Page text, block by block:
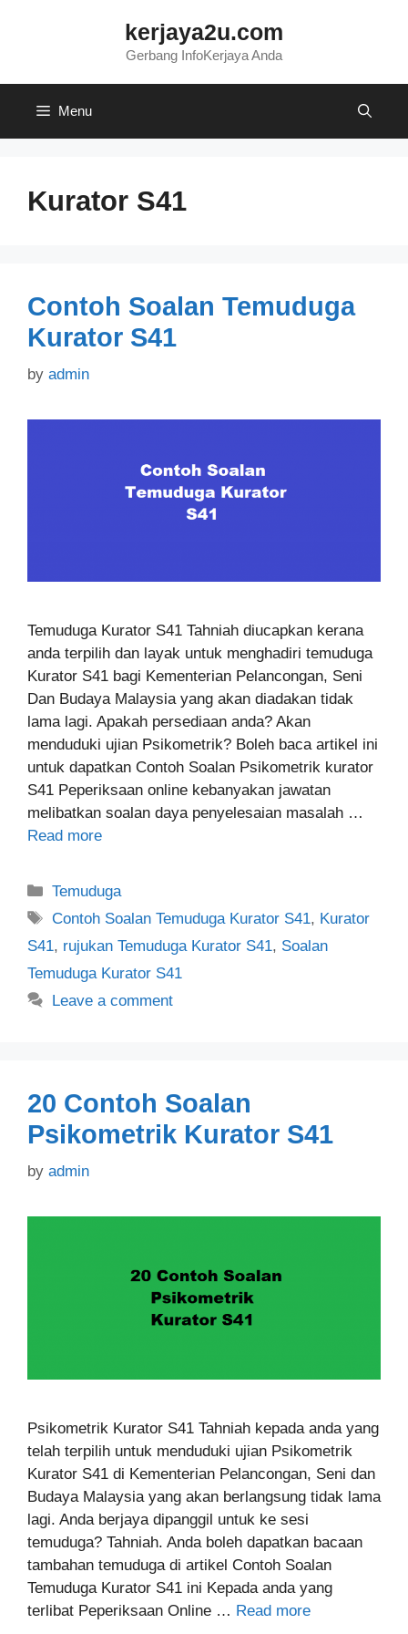
kerjaya2u.com
Gerbang InfoKerjaya Anda
Menu
Kurator S41
Contoh Soalan Temuduga
Kurator S41
by admin
Temuduga Kurator S41 Tahniah diucapkan kerana
anda terpilih dan layak untuk menghadiri temuduga
Kurator S41 bagi Kementerian Pelancongan, Seni
Dan Budaya Malaysia yang akan diadakan tidak
lama lagi. Apakah persediaan anda? Akan
menduduki ujian Psikometrik? Boleh baca artikel ini
untuk dapatkan Contoh Soalan Psikometrik kurator
S41 Peperiksaan online kebanyakan jawatan
melibatkan soalan daya penyelesaian masalah …
Read more
Categories
Temuduga
Tags
Contoh Soalan Temuduga Kurator S41, Kurator
S41, rujukan Temuduga Kurator S41, Soalan
Temuduga Kurator S41
Leave a comment
20 Contoh Soalan
Psikometrik Kurator S41
by admin
Psikometrik Kurator S41 Tahniah kepada anda yang
telah terpilih untuk menduduki ujian Psikometrik
Kurator S41 di Kementerian Pelancongan, Seni dan
Budaya Malaysia yang akan berlangsung tidak lama
lagi. Anda berjaya dipanggil untuk ke sesi
temuduga? Tahniah. Anda boleh dapatkan bacaan
tambahan temuduga di artikel Contoh Soalan
Temuduga Kurator S41 ini Kepada anda yang
terlibat Peperiksaan Online … Read more